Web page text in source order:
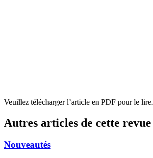
Veuillez télécharger l’article en PDF pour le lire.
Autres articles de cette revue
Nouveautés